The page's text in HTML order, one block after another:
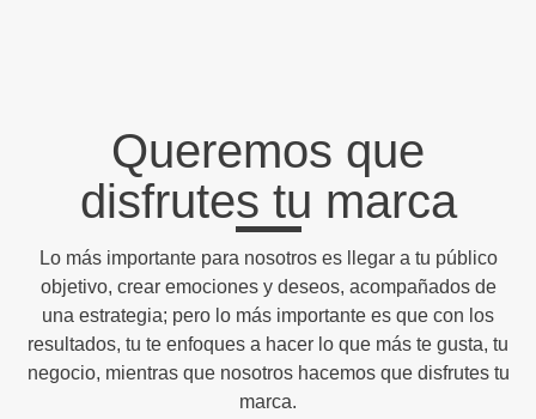
Queremos que
disfrutes tu marca
Lo más importante para nosotros es llegar a tu público
objetivo, crear emociones y deseos, acompañados de
una estrategia; pero lo más importante es que con los
resultados, tu te enfoques a hacer lo que más te gusta, tu
negocio, mientras que nosotros hacemos que disfrutes tu
marca.